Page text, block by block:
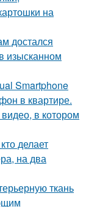
на
достался
изысканном
Smartphone
в квартире.
в котором
делает
на два
ткань